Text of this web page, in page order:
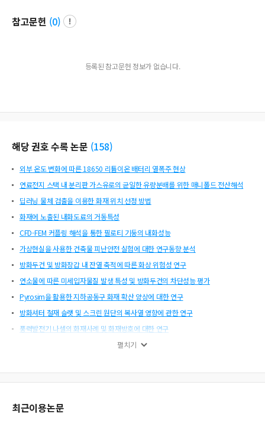
참고문헌 (0)
등록된 참고문헌 정보가 없습니다.
해당 권호 수록 논문 (158)
외부 온도 변화에 따른 18650 리튬이온 배터리 열폭주 현상
연료전지 스택 내 분리판 가스유로의 균일한 유량분배를 위한 매니폴드 전산해석
딥러닝 물체 검출을 이용한 화재 위치 선정 방법
화재에 노출된 내화도료의 거동특성
CFD-FEM 커플링 해석을 통한 필로티 기둥의 내화성능
가상현실을 사용한 건축물 피난안전 실험에 대한 연구동향 분석
방화두건 및 방화장갑 내 잔열 축적에 따른 화상 위험성 연구
연소물에 따른 미세입자물질 발생 특성 및 방화두건의 차단성능 평가
Pyrosim을 활용한 지하공동구 화재 확산 양상에 대한 연구
방화셔터 철재 슬랫 및 스크린 원단의 복사열 영향에 관한 연구
풍력발전기 나셀의 화재사례 및 화재방호에 대한 연구
승강로 가압을 통한 연돌효과의 영향 경감 방법
국가별 산불 대응 체계에 관한 연구
펼치기
최근이용논문